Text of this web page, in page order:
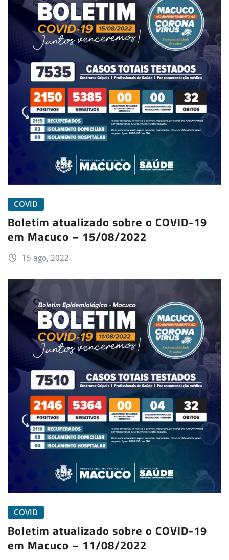
COVID
Boletim atualizado sobre o COVID-19
em Macuco – 15/08/2022
15 ago, 2022
COVID
Boletim atualizado sobre o COVID-19
em Macuco – 11/08/2022